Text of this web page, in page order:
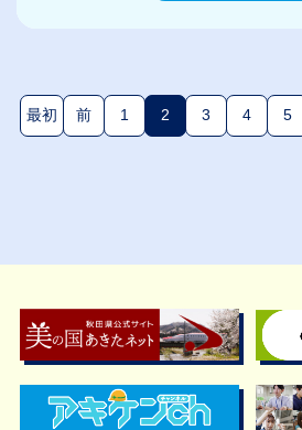
最初 前 1 2(現在のページ)
3 4 5